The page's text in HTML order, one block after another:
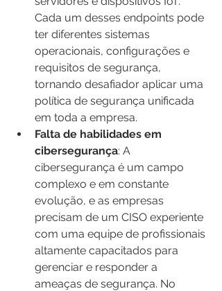
Cada um desses endpoints pode
ter diferentes sistemas
operacionais, configurações e
requisitos de segurança,
tornando desafiador aplicar uma
política de segurança unificada
em toda a empresa.
Falta de habilidades em
cibersegurança: A
cibersegurança é um campo
complexo e em constante
evolução, e as empresas
precisam de um CISO experiente
com uma equipe de profissionais
altamente capacitados para
gerenciar e responder a
ameaças de segurança. No